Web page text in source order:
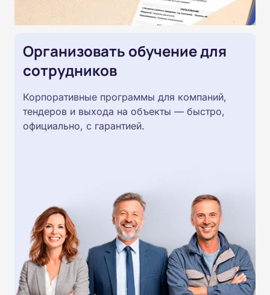
Организовать обучение для
сотрудников
Корпоративные программы для компаний,
тендеров и выхода на объекты — быстро,
официально, с гарантией.